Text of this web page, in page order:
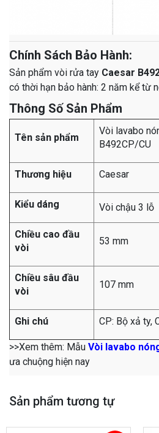
Chính Sách Bảo Hành:
Sản phẩm vòi rửa tay Caesar
có thời hạn bảo hành: 2 năm kể từ
Thông Số Sản Phẩm
Tên sản phẩm
Vòi lavabo
B492CP/CU
Thương hiệu Caesar
Kiểu dáng Vòi chậu 3 lỗ
Chiều cao đầu
vòi
53 mm
Chiều sâu đầu
vòi
107 mm
Ghi chú CP: Bộ xả ty,
>>Xem thêm: Mẫu Vòi lavabo
ưa chuộng hiện nay
Sản phẩm tương tự